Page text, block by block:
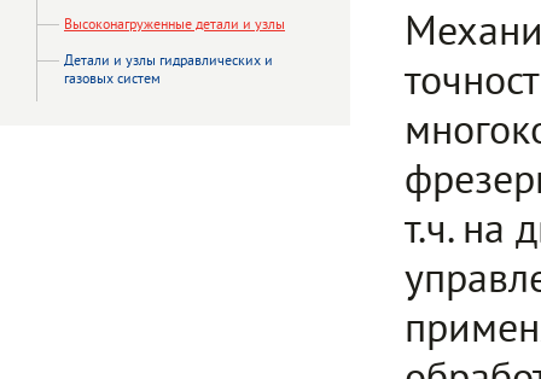
Высоконагруженные детали и узлы
Детали и узлы гидравлических и
газовых систем
т.ч. на